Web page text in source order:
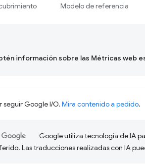
Modelo de referencia
información sobre las Métricas web
seguir Google I/O. Mira contenido a pedido.
Google utiliza tecnología de IA
Las traducciones realizadas con IA